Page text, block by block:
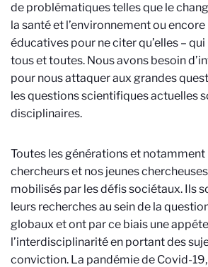
de problématiques telles que le
la santé et l’environnement ou
éducatives pour ne citer qu’elles –
tous et toutes. Nous avons besoin
pour nous attaquer aux grandes
les questions scientifiques actuelles
disciplinaires.
Toutes les générations et notamment
chercheurs et nos jeunes
mobilisés par les défis sociétaux. Ils
leurs recherches au sein de la
globaux et ont par ce biais une
l’interdisciplinarité en portant des
conviction. La pandémie de Covid-